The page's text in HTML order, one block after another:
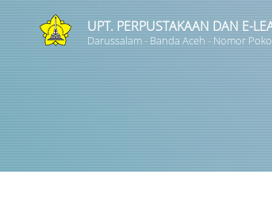
UPT. PERPUSTAKAAN DAN E-
Darussalam - Banda Aceh - Nomor